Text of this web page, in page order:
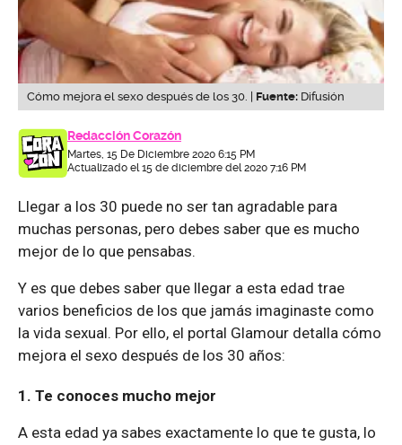
Cómo mejora el sexo después de los 30. | Fuente: Difusión
Redacción Corazón
Martes, 15 De Diciembre 2020 6:15 PM
Actualizado el 15 de diciembre del 2020 7:16 PM
Llegar a los 30 puede no ser tan agradable para
muchas personas, pero debes saber que es mucho
mejor de lo que pensabas.
Y es que debes saber que llegar a esta edad trae
varios beneficios de los que jamás imaginaste como
la vida sexual. Por ello, el portal Glamour detalla cómo
mejora el sexo después de los 30 años:
1. Te conoces mucho mejor
A esta edad ya sabes exactamente lo que te gusta, lo